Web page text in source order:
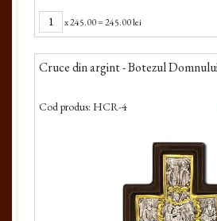
x245.00=245.00 lei
Cruce din argint - Botezul
Cod produs: HCR-4